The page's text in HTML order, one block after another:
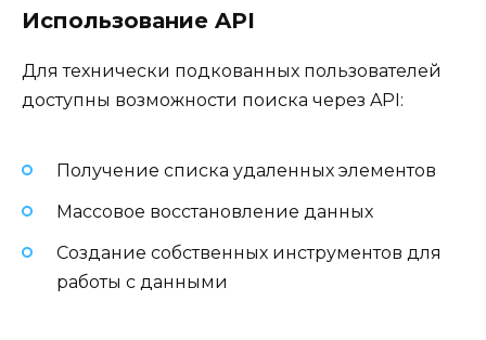
Использование API
Для технически подкованных пользователей
доступны возможности поиска через API:
Получение списка удаленных элементов
Массовое восстановление данных
Создание собственных инструментов для
работы с данными